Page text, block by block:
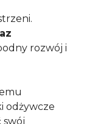
rozwój i
odżywcze
swój